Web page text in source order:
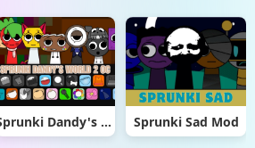
Sprunki Dandy's World 2.0 Sprunki Sad Mod